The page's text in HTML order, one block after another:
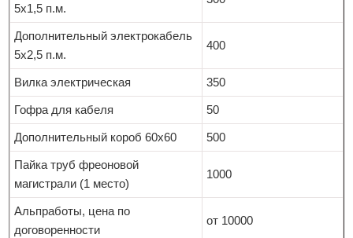
5х1,5 п.м.
Дополнительный электрокабель
5х2,5 п.м.
400
Вилка электрическая 350
Гофра для кабеля 50
Дополнительный короб 60х60 500
Пайка труб фреоновой
магистрали (1 место)
1000
Альпработы, цена по
договоренности
от 10000